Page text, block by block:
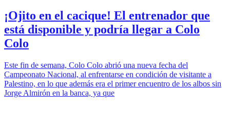
¡Ojito en el cacique! El entrenador que
está disponible y podría llegar a Colo
Colo
Este fin de semana, Colo Colo abrió una nueva fecha del
Campeonato Nacional, al enfrentarse en condición de visitante a
Palestino, en lo que además era el primer encuentro de los albos sin
Jorge Almirón en la banca, ya que